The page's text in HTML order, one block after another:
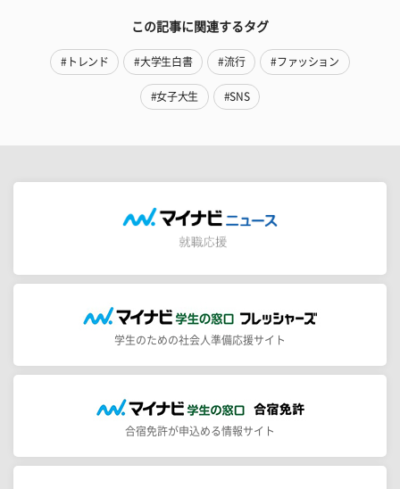
この記事に関連するタグ
#トレンド #大学生白書 #流行 #ファッション
#女子大生 #SNS
学生のための社会人準備応援サイト
合宿免許が申込める情報サイト